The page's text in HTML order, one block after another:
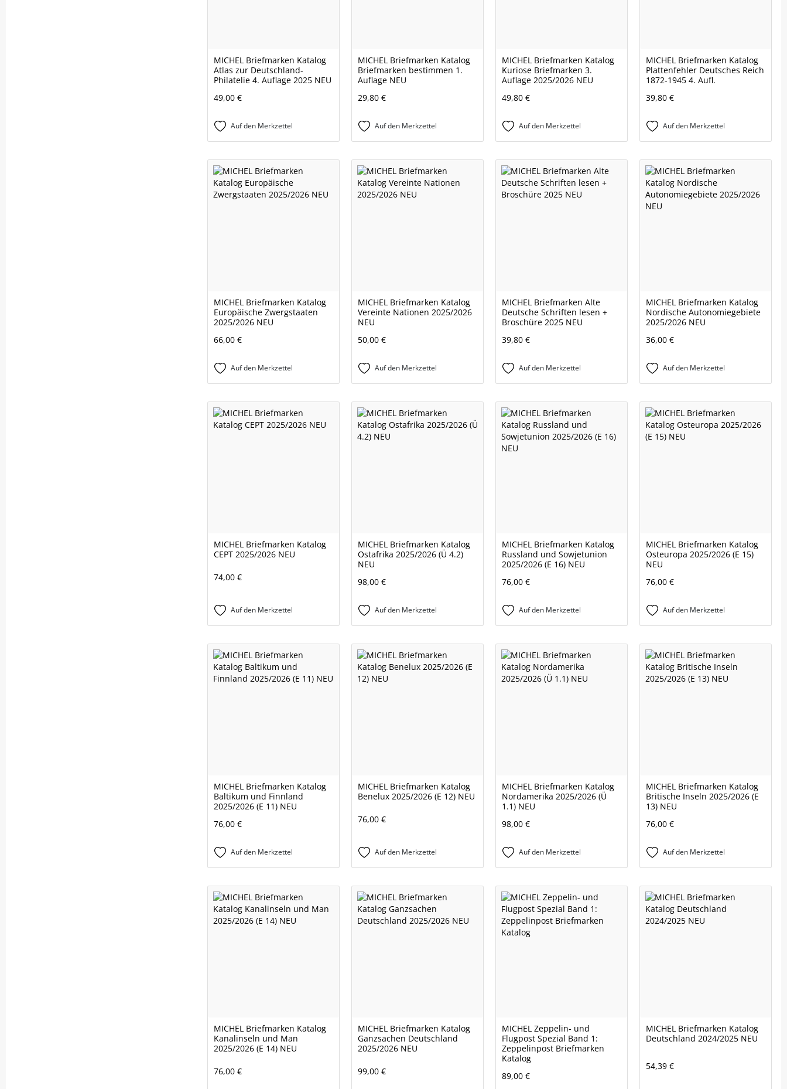
MICHEL Briefmarken Katalog
Atlas zur Deutschland-
Philatelie 4. Auflage 2025 NEU
49,00 €
Auf den Merkzettel
MICHEL Briefmarken Katalog
Briefmarken bestimmen 1.
Auflage NEU
29,80 €
Auf den Merkzettel
MICHEL Briefmarken Katalog
Kuriose Briefmarken 3.
Auflage 2025/2026 NEU
49,80 €
Auf den Merkzettel
MICHEL Briefmarken Katalog
Plattenfehler Deutsches Reich
1872-1945 4. Aufl.
39,80 €
Auf den Merkzettel
MICHEL Briefmarken Katalog
Europäische Zwergstaaten
2025/2026 NEU
66,00 €
Auf den Merkzettel
MICHEL Briefmarken Katalog
Vereinte Nationen 2025/2026
NEU
50,00 €
Auf den Merkzettel
MICHEL Briefmarken Alte
Deutsche Schriften lesen +
Broschüre 2025 NEU
39,80 €
Auf den Merkzettel
MICHEL Briefmarken Katalog
Nordische Autonomiegebiete
2025/2026 NEU
36,00 €
Auf den Merkzettel
MICHEL Briefmarken Katalog
CEPT 2025/2026 NEU
74,00 €
Auf den Merkzettel
MICHEL Briefmarken Katalog
Ostafrika 2025/2026 (Ü 4.2)
NEU
98,00 €
Auf den Merkzettel
MICHEL Briefmarken Katalog
Russland und Sowjetunion
2025/2026 (E 16) NEU
76,00 €
Auf den Merkzettel
MICHEL Briefmarken Katalog
Osteuropa 2025/2026 (E 15)
NEU
76,00 €
Auf den Merkzettel
MICHEL Briefmarken Katalog
Baltikum und Finnland
2025/2026 (E 11) NEU
76,00 €
Auf den Merkzettel
MICHEL Briefmarken Katalog
Benelux 2025/2026 (E 12) NEU
76,00 €
Auf den Merkzettel
MICHEL Briefmarken Katalog
Nordamerika 2025/2026 (Ü
1.1) NEU
98,00 €
Auf den Merkzettel
MICHEL Briefmarken Katalog
Britische Inseln 2025/2026 (E
13) NEU
76,00 €
Auf den Merkzettel
MICHEL Briefmarken Katalog
Kanalinseln und Man
2025/2026 (E 14) NEU
76,00 €
MICHEL Briefmarken Katalog
Ganzsachen Deutschland
2025/2026 NEU
99,00 €
MICHEL Zeppelin- und
Flugpost Spezial Band 1:
Zeppelinpost Briefmarken
Katalog
89,00 €
MICHEL Briefmarken Katalog
Deutschland 2024/2025 NEU
54,39 €